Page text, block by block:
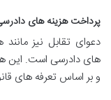
پرداخت هزینه های
دعوای تقابل نیز
های دادرسی است. این
و بر اساس تعرفه های